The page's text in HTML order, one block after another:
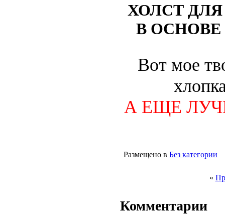
ХОЛСТ
В
Вот мое
А ЕЩЕ
Размещено в Без категории
«
Комментарии